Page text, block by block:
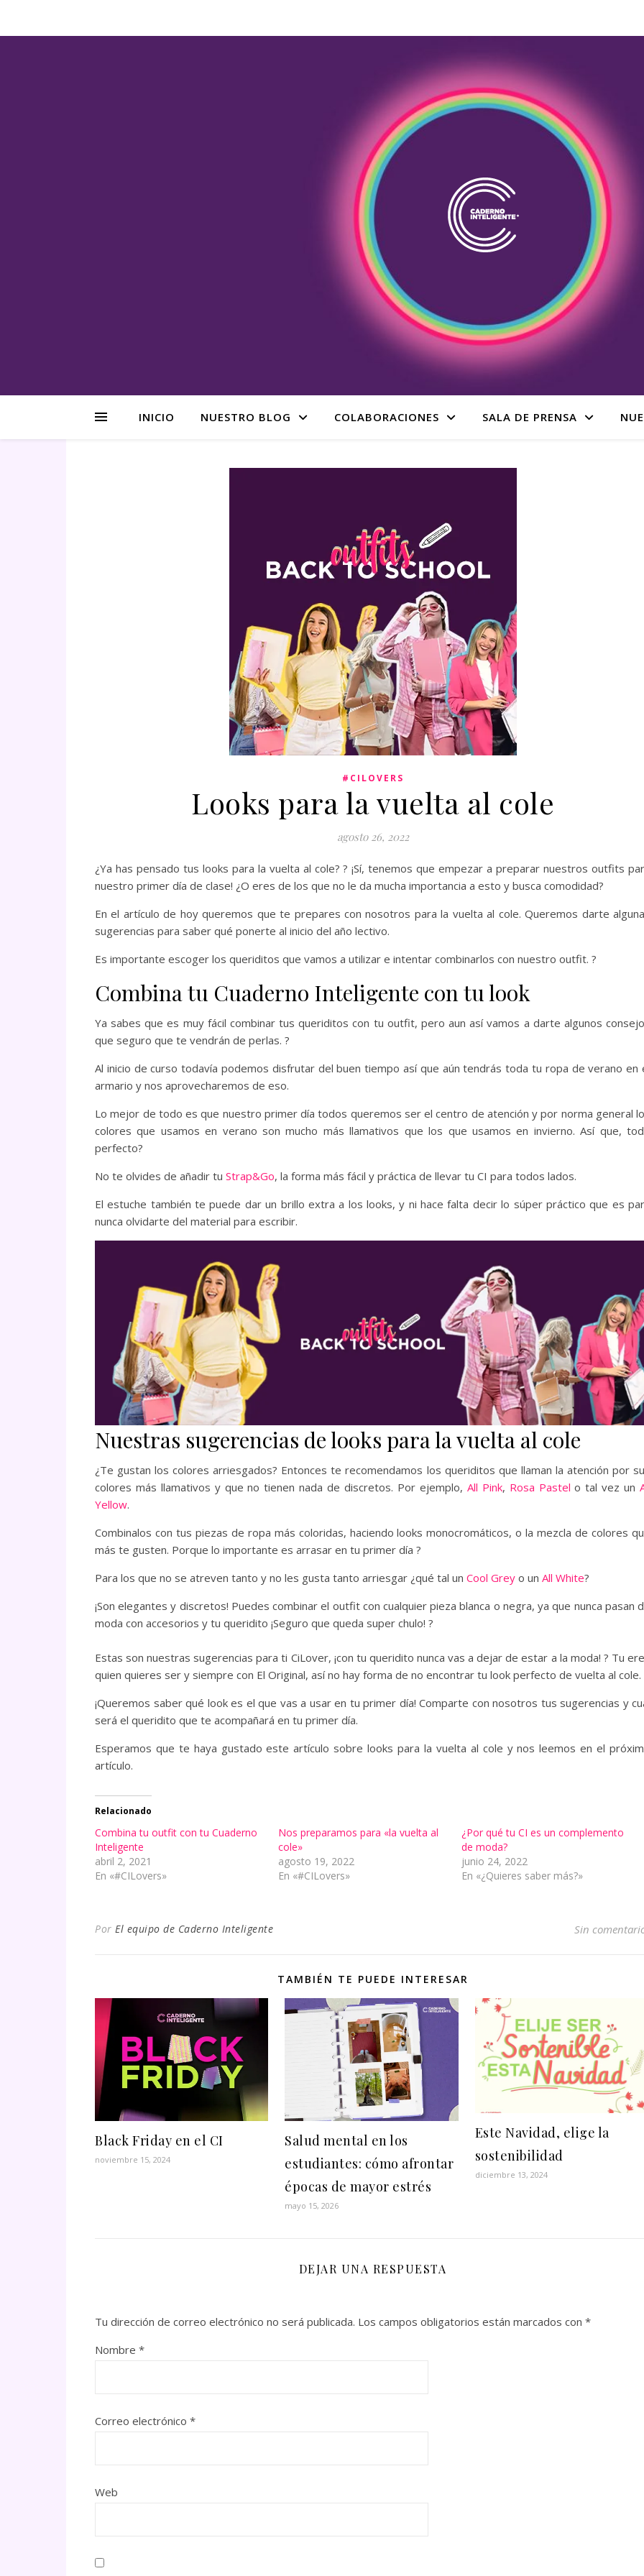
INICIO NUESTRO BLOG COLABORACIONES SALA DE PRENSA
#CILOVERS
Looks para la vuelta al cole
agosto 26, 2022
¿Ya has pensado tus looks para la vuelta al cole? ? ¡Sí, tenemos que empezar a preparar nuestros outfits
nuestro primer día de clase! ¿O eres de los que no le da mucha importancia a esto y busca comodidad?
En el artículo de hoy queremos que te prepares con nosotros para la vuelta al cole. Queremos darte
sugerencias para saber qué ponerte al inicio del año lectivo.
Es importante escoger los queriditos que vamos a utilizar e intentar combinarlos con nuestro outfit. ?
Combina tu Cuaderno Inteligente con tu look
Ya sabes que es muy fácil combinar tus queriditos con tu outfit, pero aun así vamos a darte algunos
que seguro que te vendrán de perlas. ?
Al inicio de curso todavía podemos disfrutar del buen tiempo así que aún tendrás toda tu ropa de verano en
armario y nos aprovecharemos de eso.
Lo mejor de todo es que nuestro primer día todos queremos ser el centro de atención y por norma general
colores que usamos en verano son mucho más llamativos que los que usamos en invierno. Así que,
perfecto?
No te olvides de añadir tu Strap&Go, la forma más fácil y práctica de llevar tu CI para todos lados.
El estuche también te puede dar un brillo extra a los looks, y ni hace falta decir lo súper práctico que es
nunca olvidarte del material para escribir.
Nuestras sugerencias de looks para la vuelta al cole
¿Te gustan los colores arriesgados? Entonces te recomendamos los queriditos que llaman la atención por
colores más llamativos y que no tienen nada de discretos. Por ejemplo, All Pink, Rosa Pastel o tal vez un
Yellow.
Combinalos con tus piezas de ropa más coloridas, haciendo looks monocromáticos, o la mezcla de colores
más te gusten. Porque lo importante es arrasar en tu primer día ?
Para los que no se atreven tanto y no les gusta tanto arriesgar ¿qué tal un Cool Grey o un All White?
¡Son elegantes y discretos! Puedes combinar el outfit con cualquier pieza blanca o negra, ya que nunca pasan
moda con accesorios y tu queridito ¡Seguro que queda super chulo! ?
Estas son nuestras sugerencias para ti CiLover, ¡con tu queridito nunca vas a dejar de estar a la moda! ? Tu
quien quieres ser y siempre con El Original, así no hay forma de no encontrar tu look perfecto de vuelta al cole.
¡Queremos saber qué look es el que vas a usar en tu primer día! Comparte con nosotros tus sugerencias y
será el queridito que te acompañará en tu primer día.
Esperamos que te haya gustado este artículo sobre looks para la vuelta al cole y nos leemos en el
artículo.
Relacionado
Combina tu outfit con tu Cuaderno
Inteligente
abril 2, 2021
En «#CILovers»
Nos preparamos para «la vuelta al
cole»
agosto 19, 2022
En «#CILovers»
¿Por qué tu CI es un complemento
de moda?
junio 24, 2022
En «¿Quieres saber más?»
Por El equipo de Caderno Inteligente Sin
TAMBIÉN TE PUEDE INTERESAR
Black Friday en el CI
noviembre 15, 2024
Salud mental en los
estudiantes: cómo afrontar
épocas de mayor estrés
mayo 15, 2026
Este Navidad, elige la
sostenibilidad
diciembre 13, 2024
DEJAR UNA RESPUESTA
Tu dirección de correo electrónico no será publicada. Los campos obligatorios están marcados con *
Nombre *
Correo electrónico *
Web